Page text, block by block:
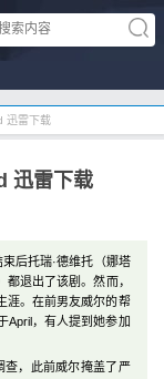
迅雷下载
迅雷下载
束后托瑞·德维托（娜塔
都退出了该剧。然而，
涯。在前男友威尔的帮
April，有人提到她参加
查，此前威尔掩盖了严